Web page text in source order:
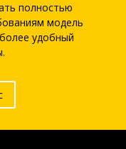
полностью
модель
удобный